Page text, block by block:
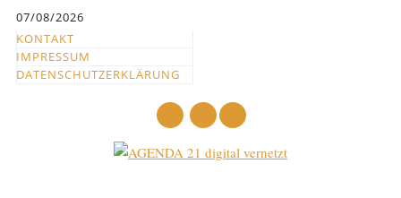
springen
07/08/2026
KONTAKT
IMPRESSUM
DATENSCHUTZERKLÄRUNG